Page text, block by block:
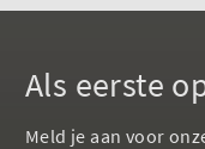
Als eerste
Meld je aan voor